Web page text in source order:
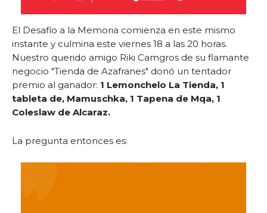
El Desafío a la Memoria comienza en este mismo
instante y culmina este viernes 18 a las 20 horas.
Nuestro querido amigo Riki Camgros de su flamante
negocio "Tienda de Azafranes" donó un tentador
premio al ganador: 1 Lemonchelo La Tienda, 1
tableta de, Mamuschka, 1 Tapena de Mqa, 1
Coleslaw de Alcaraz.
La pregunta entonces es: